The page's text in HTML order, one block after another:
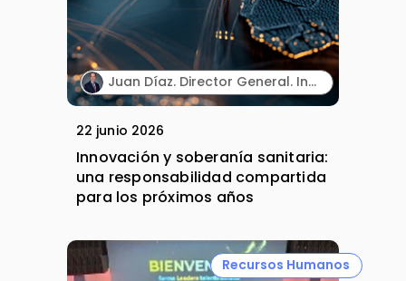
Juan Díaz. Director General. Incyte España.
22 junio 2026
Innovación y soberanía sanitaria:
una responsabilidad compartida
para los próximos años
Recursos Humanos